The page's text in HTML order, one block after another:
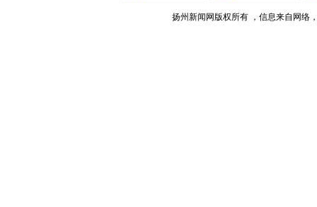
扬州新闻网版权所有 ，信息来自网络